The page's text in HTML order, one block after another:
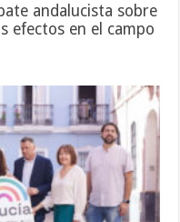
andalucista sobre
efectos en el campo